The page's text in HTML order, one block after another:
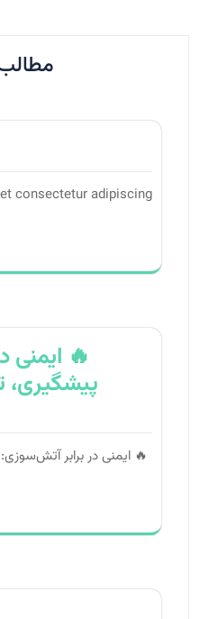
consectetur adipiscing
🔥 ایمنی
🔥 ایمنی در برابر